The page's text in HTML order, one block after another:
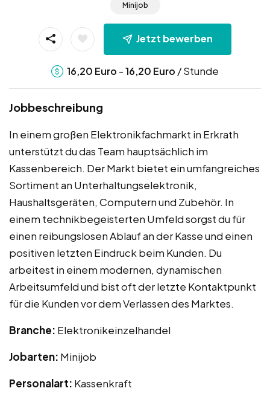
Minijob
Jetzt bewerben
16,20 Euro -16,20 Euro / Stunde
Jobbeschreibung
In einem großen Elektronikfachmarkt in Erkrath
unterstützt du das Team hauptsächlich im
Kassenbereich. Der Markt bietet ein umfangreiches
Sortiment an Unterhaltungselektronik,
Haushaltsgeräten, Computern und Zubehör. In
einem technikbegeisterten Umfeld sorgst du für
einen reibungslosen Ablauf an der Kasse und einen
positiven letzten Eindruck beim Kunden. Du
arbeitest in einem modernen, dynamischen
Arbeitsumfeld und bist oft der letzte Kontaktpunkt
für die Kunden vor dem Verlassen des Marktes.
Branche: Elektronikeinzelhandel
Jobarten: Minijob
Personalart: Kassenkraft